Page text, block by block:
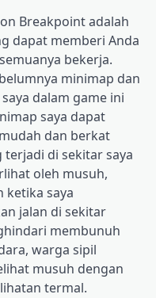
Breakpoint adalah
dapat memberi Anda
bekerja.
minimap dan
dalam game ini
saya dapat
dan berkat
terjadi di sekitar saya
oleh musuh,
ketika saya
jalan di sekitar
membunuh
warga sipil
musuh dengan
termal.